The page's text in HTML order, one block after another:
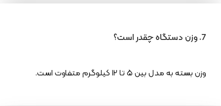
7. وزن دستگاه چقدر است؟
وزن بسته به مدل بین ۵ تا ۱۲ کیلوگرم متفاوت است.